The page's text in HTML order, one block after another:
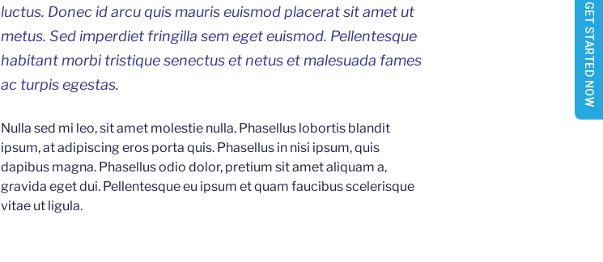
luctus. Donec id arcu quis mauris euismod placerat sit amet ut
metus. Sed imperdiet fringilla sem eget euismod. Pellentesque
habitant morbi tristique senectus et netus et malesuada fames
ac turpis egestas.
Nulla sed mi leo, sit amet molestie nulla. Phasellus lobortis blandit
ipsum, at adipiscing eros porta quis. Phasellus in nisi ipsum, quis
dapibus magna. Phasellus odio dolor, pretium sit amet aliquam a,
gravida eget dui. Pellentesque eu ipsum et quam faucibus scelerisque
vitae ut ligula.
GET STARTED NOW